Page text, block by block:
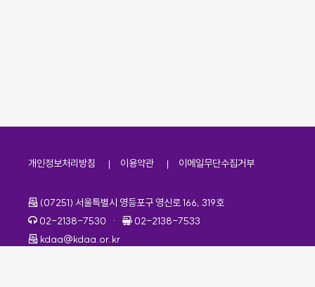
개인정보처리방침 이용약관 이메일무단수집거부
주소
(07251) 서울특별시 영등포구 영신로 166, 319호
전화번호
02-2138-7530 · 팩스번호
02-2138-7533
이메일
kdaa@kdaa.or.kr